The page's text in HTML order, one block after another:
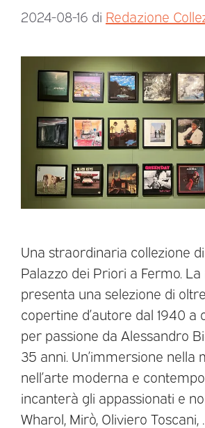
2024-08-16 di Redazione
Una straordinaria collezione
Palazzo dei Priori a Fermo.
presenta una selezione di
copertine d’autore dal 1940 a
per passione da Alessandro
35 anni. Un’immersione nella
nell’arte moderna e
incanterà gli appassionati e
Wharol, Mirò, Oliviero Toscani, …